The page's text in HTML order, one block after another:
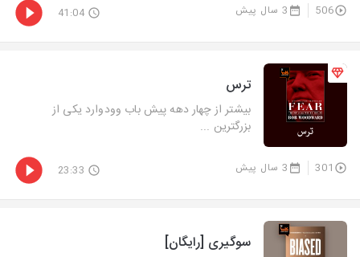
506 3 سال پیش 41:04
ترس
بیشتر از چهار دهه پیش باب وودوارد یکی از
بزرگترین ...
301 3 سال پیش 23:33
سوگیری [رایگان]